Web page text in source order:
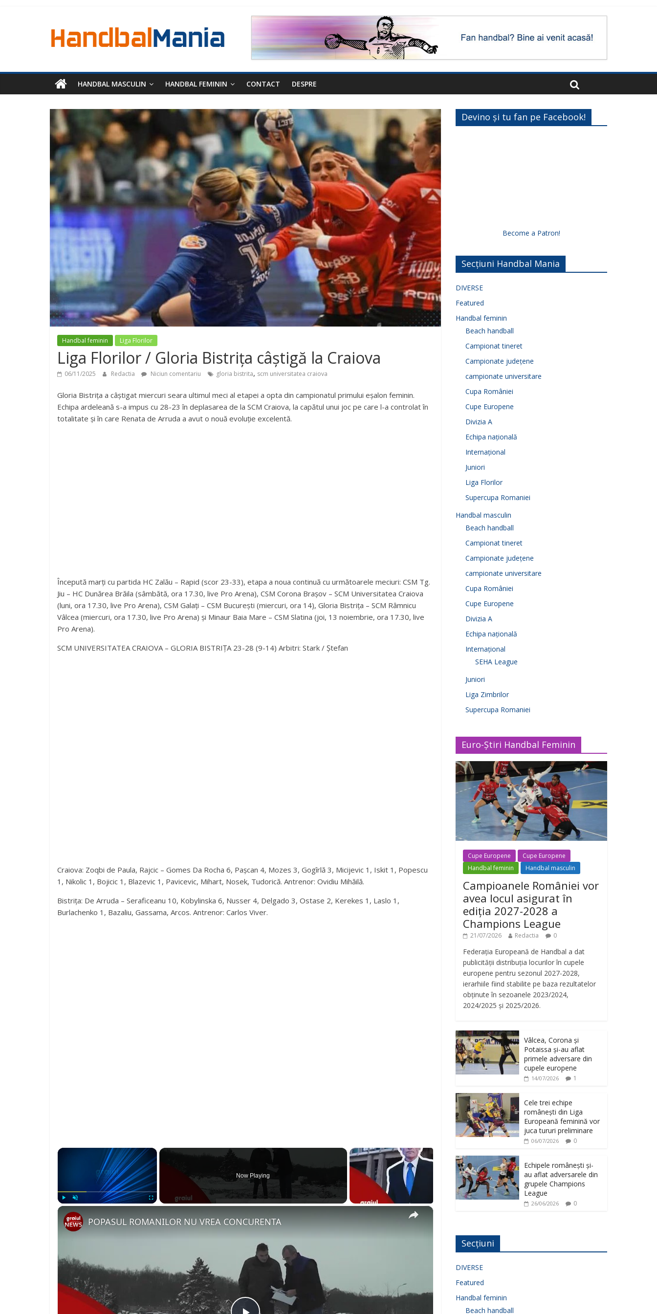
HANDBAL MASCULIN HANDBAL FEMININ CONTACT DESPRE
Handbal feminin Liga Florilor
Liga Florilor / Gloria Bistrița câștigă la Craiova
06/11/2025 Redactia Niciun comentariu gloria bistrita, scm universitatea craiova
Gloria Bistrița a câștigat miercuri seara ultimul meci al etapei a opta din campionatul primului eșalon feminin.
Echipa ardeleană s-a impus cu 28-23 în deplasarea de la SCM Craiova, la capătul unui joc pe care l-a controlat în
totalitate și în care Renata de Arruda a avut o nouă evoluție excelentă.
Începută marți cu partida HC Zalău – Rapid (scor 23-33), etapa a noua continuă cu următoarele meciuri: CSM Tg.
Jiu – HC Dunărea Brăila (sâmbătă, ora 17.30, live Pro Arena), CSM Corona Brașov – SCM Universitatea Craiova
(luni, ora 17.30, live Pro Arena), CSM Galați – CSM București (miercuri, ora 14), Gloria Bistrița – SCM Râmnicu
Vâlcea (miercuri, ora 17.30, live Pro Arena) și Minaur Baia Mare – CSM Slatina (joi, 13 noiembrie, ora 17.30, live
Pro Arena).
SCM UNIVERSITATEA CRAIOVA – GLORIA BISTRIȚA 23-28 (9-14) Arbitri: Stark / Ștefan
Craiova: Zoqbi de Paula, Rajcic – Gomes Da Rocha 6, Pașcan 4, Mozes 3, Gogîrlă 3, Micijevic 1, Iskit 1, Popescu
1, Nikolic 1, Bojicic 1, Blazevic 1, Pavicevic, Mihart, Nosek, Tudorică. Antrenor: Ovidiu Mihăilă.
Bistrița: De Arruda – Seraficeanu 10, Kobylinska 6, Nusser 4, Delgado 3, Ostase 2, Kerekes 1, Laslo 1,
Burlachenko 1, Bazaliu, Gassama, Arcos. Antrenor: Carlos Viver.
×
Now Playing
×
POPASUL ROMANILOR NU VREA CONCURENTA
Devino și tu fan pe Facebook!
Become a Patron!
Secțiuni Handbal Mania
DIVERSE
Featured
Handbal feminin
Beach handball
Campionat tineret
Campionate județene
campionate universitare
Cupa României
Cupe Europene
Divizia A
Echipa națională
Internațional
Juniori
Liga Florilor
Supercupa Romaniei
Handbal masculin
Beach handball
Campionat tineret
Campionate județene
campionate universitare
Cupa României
Cupe Europene
Divizia A
Echipa națională
Internațional
SEHA League
Juniori
Liga Zimbrilor
Supercupa Romaniei
Euro-Știri Handbal Feminin
Cupe Europene
Cupe Europene
Handbal feminin
Handbal masculin
Campioanele României vor
avea locul asigurat în
ediția 2027-2028 a
Champions League
21/07/2026 Redactia 0
Federația Europeană de Handbal a dat
publicității distribuția locurilor în cupele
europene pentru sezonul 2027-2028,
ierarhiile fiind stabilite pe baza rezultatelor
obținute în sezoanele 2023/2024,
2024/2025 și 2025/2026.
Vâlcea, Corona și
Potaissa și-au aflat
primele adversare din
cupele europene
14/07/2026 1
Cele trei echipe
românești din Liga
Europeană feminină vor
juca tururi preliminare
06/07/2026 0
Echipele românești și-
au aflat adversarele din
grupele Champions
League
26/06/2026 0
Secțiuni
DIVERSE
Featured
Handbal feminin
Beach handball